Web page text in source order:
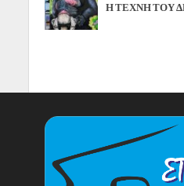
Η ΤΕΧΝΗ ΤΟΥ